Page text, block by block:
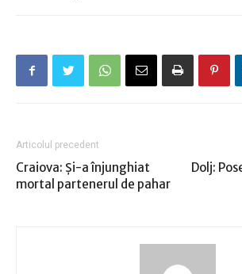
Articolul precedent
Craiova: Și-a înjunghiat
mortal partenerul de pahar
Dolj: